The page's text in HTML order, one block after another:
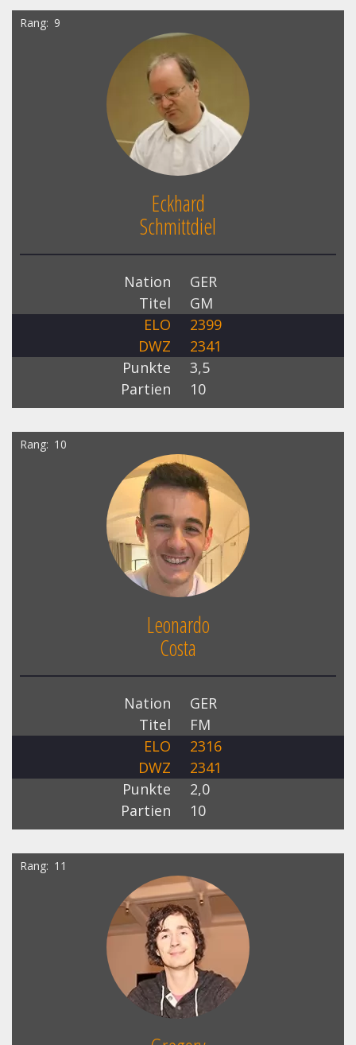
Rang 9
Eckhard
Schmittdiel
Nation
GER
Titel
GM
ELO
2399
DWZ
2341
Punkte
3,5
Partien
10
Rang 10
Leonardo
Costa
Nation
GER
Titel
FM
ELO
2316
DWZ
2341
Punkte
2,0
Partien
10
Rang 11